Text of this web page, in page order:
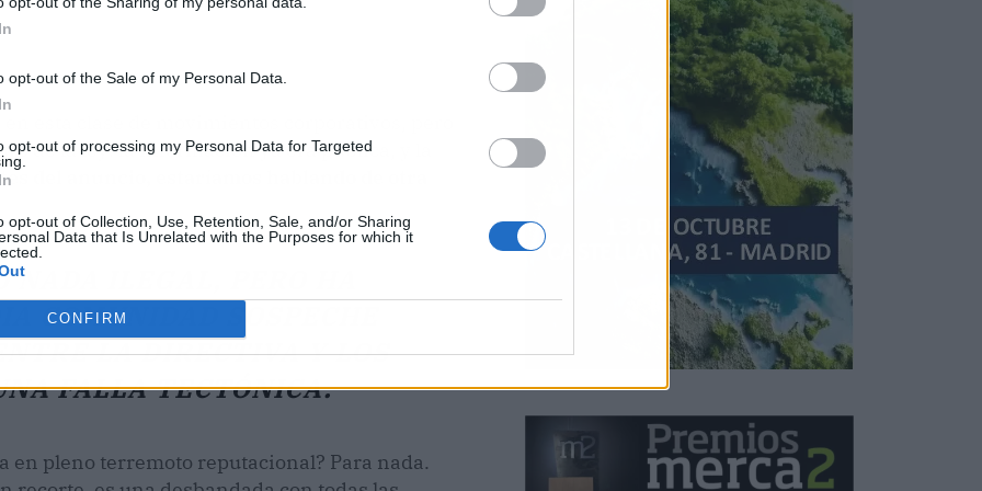
opt-out of the Sale of my Personal Data.
opt-out of processing my Personal Data for Targeted
opt-out of Collection, Use, Retention, Sale, and/or Sharing
Data that Is Unrelated with the Purposes for which it
CONFIRM
esta clase de movimientos corporativos, pero
de la ley: la información ya era pública, y la
del anuncio, estaríamos hablando de otra
ILEGAL, PERO HA
COMUNIDAD SOSPECHE
LA DIRECTIVA Y LOS
FALLA TECTÓNICA.
en pleno terremoto reputacional? Para nada.